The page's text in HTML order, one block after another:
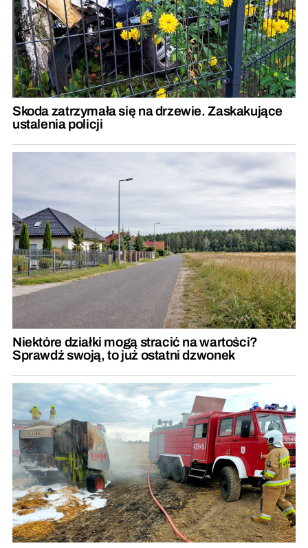
Skoda zatrzymała się na drzewie. Zaskakujące
ustalenia policji
Niektóre działki mogą stracić na wartości?
Sprawdź swoją, to już ostatni dzwonek